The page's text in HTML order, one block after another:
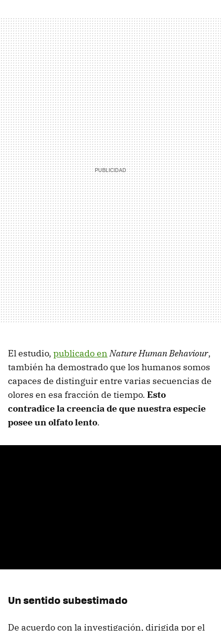
El estudio, publicado en Nature Human Behaviour,
también ha demostrado que los humanos somos
capaces de distinguir entre varias secuencias de
olores en esa fracción de tiempo. Esto
contradice la creencia de que nuestra especie
posee un olfato lento.
Un sentido subestimado
De acuerdo con la investigación, dirigida por el